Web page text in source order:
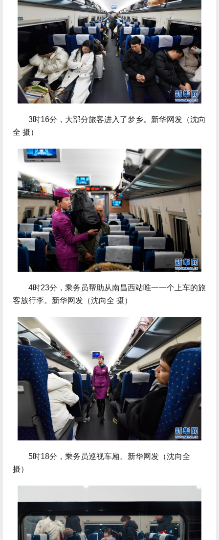
3时16分，大部分旅客进入了梦乡。新华网发（沈向
全 摄）
4时23分，乘务员帮助从南昌西站唯一一个上车的旅
客放行李。新华网发（沈向全 摄）
5时18分，乘务员巡视车厢。新华网发（沈向全
摄）